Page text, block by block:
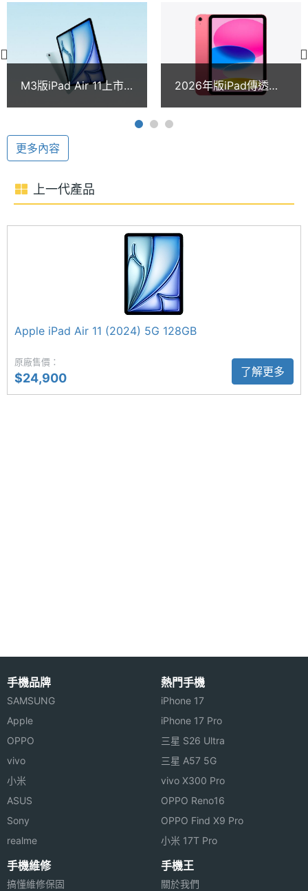
步推出的巧控鍵盤使用，提升繪圖、筆記的便利性。
Center Stage 前相機
Apple iPad Air 11 (2025) 5G 配備 1,200 萬畫素前置
相機，具備 F2.0 光圈與超廣角攝影能力，支援
Center Stage 人物居中功能、智慧型 HDR 4 以及
1080p 電影級視訊穩定技術，提供更流暢清晰的視訊
體驗。後置 1,200 萬畫素主鏡頭搭載 Focus Pixels 自
動對焦，支援最高 5 倍數位變焦與 4K 60fps 錄影，
Apple iPad Air 11 (2025) 5G 功能特色
◎ 採用 iPadOS 18 作業系統
◎ 11 吋 2,360 x 1,640pixels 解析度 Liquid Retina 顯
※本文為 SOGI 手機王版權所有，未經授權不得轉載使用※
8 GB
存空間
1 TB, 128 GB, 256 GB, 512 GB
量
尺寸
2360x1640 pixels
最大亮
主螢幕
材質
主相機
光圈F
主相機
LED補
光燈
主相機
焦
主相機
M3版iPad Air 11上市
(2026.4)
2026年版iPad傳透過
更多內容
上一代產品
Apple iPad Air 11 (2024) 5G 128GB
原廠售價：
$24,900 了解更多
手機品牌
SAMSUNG
Apple
OPPO
vivo
小米
ASUS
Sony
realme
熱門手機
iPhone 17
iPhone 17 Pro
三星 S26 Ultra
三星 A57 5G
vivo X300 Pro
OPPO Reno16
OPPO Find X9 Pro
小米 17T Pro
手機維修
搞懂維修保固
手機王
關於我們